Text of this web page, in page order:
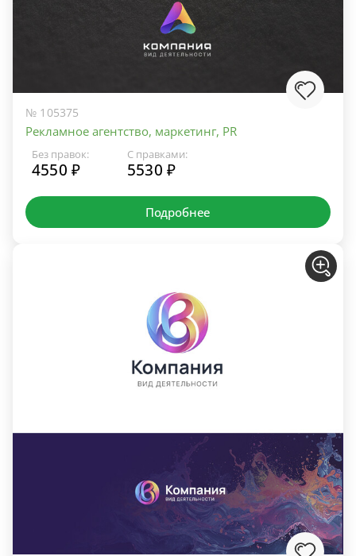
№ 105375
Рекламное агентство, маркетинг, PR
Без правок:
4550 ₽
С правками:
5530 ₽
Подробнее